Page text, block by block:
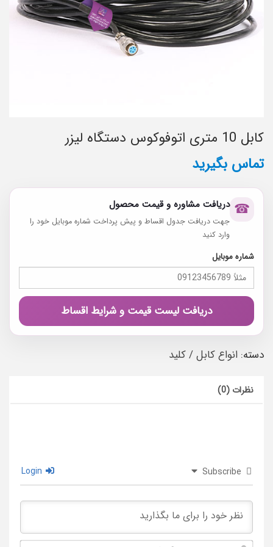
کابل 10 متری اتوفوکوس دستگاه لیزر
تماس بگیرید
☎ دریافت مشاوره و قیمت محصول
جهت دریافت جدول اقساط و پیش پرداخت شماره موبایل خود را
وارد کنید
شماره موبایل
دریافت لیست قیمت و شرایط اقساط
دسته: انواع کابل / کلید
نظرات (0)
Subscribe